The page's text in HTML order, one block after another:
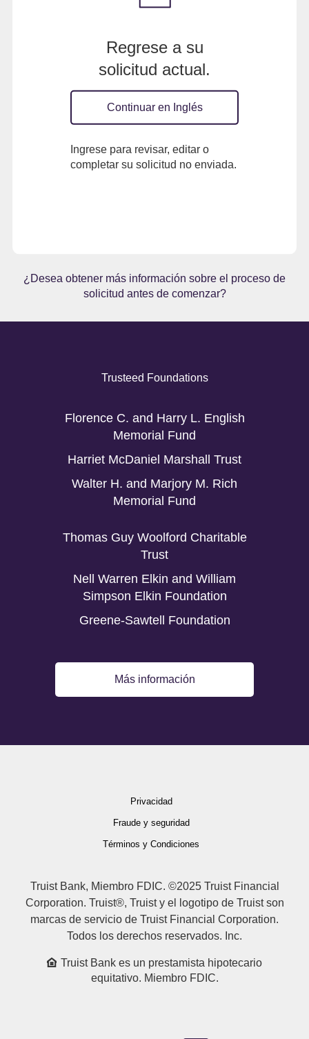
Regrese a su
solicitud actual.
Continuar en Inglés
Ingrese para revisar, editar o
completar su solicitud no enviada.
¿Desea obtener más información sobre el proceso de
solicitud antes de comenzar?
Trusteed Foundations
Florence C. and Harry L. English
Memorial Fund
Harriet McDaniel Marshall Trust
Walter H. and Marjory M. Rich
Memorial Fund
Thomas Guy Woolford Charitable
Trust
Nell Warren Elkin and William
Simpson Elkin Foundation
Greene-Sawtell Foundation
Más información
Privacidad
Fraude y seguridad
Términos y Condiciones
Truist Bank, Miembro FDIC. ©2025 Truist Financial
Corporation. Truist®, Truist y el logotipo de Truist son
marcas de servicio de Truist Financial Corporation.
Todos los derechos reservados. Inc.
Truist Bank es un prestamista hipotecario
equitativo. Miembro FDIC.